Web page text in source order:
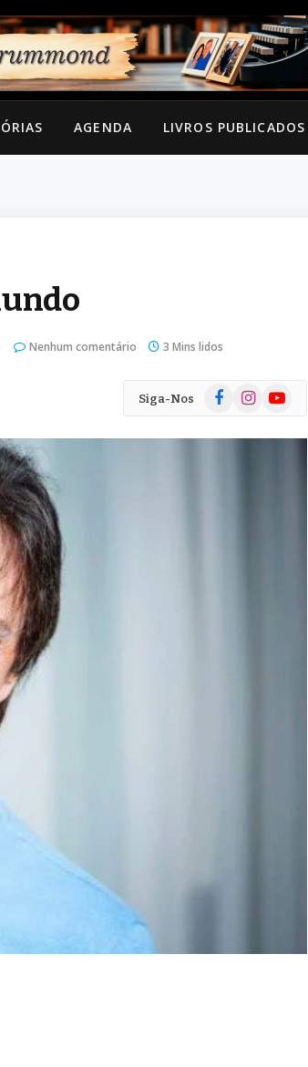
AGENDA LIVROS PUBLICADOS
Nenhum comentário 3 Mins lidos
Siga-Nos FacebookInstagramYouTube